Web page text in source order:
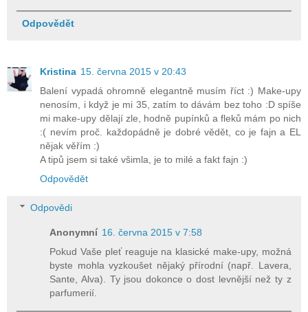
Odpovědět
Kristina 15. června 2015 v 20:43
Balení vypadá ohromně elegantně musím říct :) Make-upy
nenosím, i když je mi 35, zatím to dávám bez toho :D spíše
mi make-upy dělají zle, hodně pupínků a fleků mám po nich
:( nevím proč. každopádně je dobré vědět, co je fajn a EL
nějak věřím :)
A tipů jsem si také všimla, je to milé a fakt fajn :)
Odpovědět
Odpovědi
Anonymní 16. června 2015 v 7:58
Pokud Vaše pleť reaguje na klasické make-upy, možná
byste mohla vyzkoušet nějaký přírodní (např. Lavera,
Sante, Alva). Ty jsou dokonce o dost levnější než ty z
parfumerií.